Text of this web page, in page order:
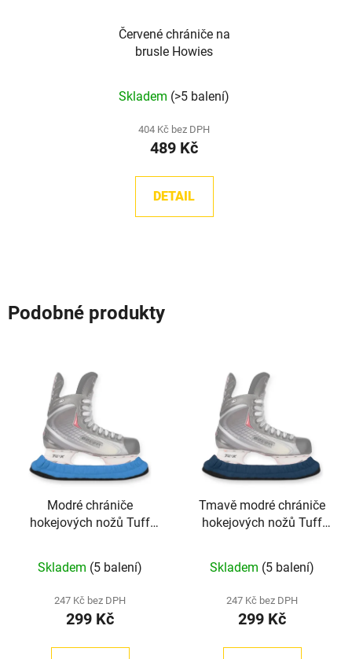
Červené chrániče na
brusle Howies
hodnocení
produktu
je
z
Skladem (>5 balení)
404 Kč bez DPH
489 Kč
DETAIL
Podobné produkty
Modré chrániče
hokejových nožů Tuff
Skladem (5 balení)
247 Kč bez DPH
299 Kč
Tmavě modré chrániče
hokejových nožů Tuff
Skladem (5 balení)
247 Kč bez DPH
299 Kč